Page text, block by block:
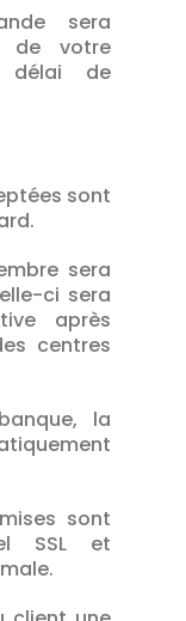
sera
de votre
délai de
sont
sera
ci sera
après
centres
la
sont
SSL et